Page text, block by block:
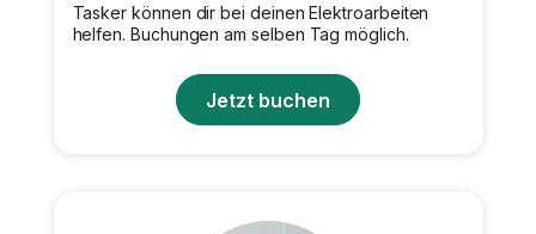
Tasker können dir bei deinen Elektroarbeiten
helfen. Buchungen am selben Tag möglich.
Jetzt buchen